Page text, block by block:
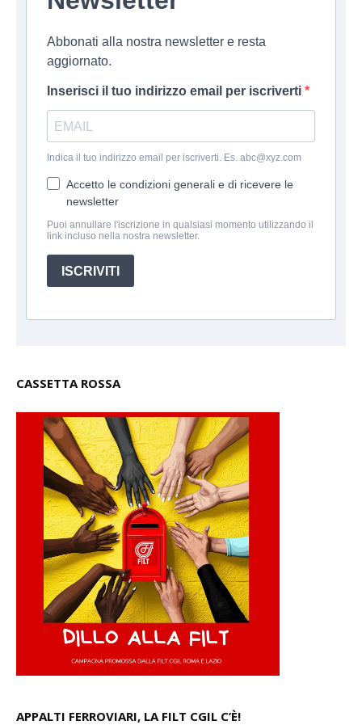
Abbonati alla nostra newsletter e resta
aggiornato.
Inserisci il tuo indirizzo email per iscriverti
Indica il tuo indirizzo email per iscriverti. Es. abc@xyz.com
Accetto le condizioni generali e di ricevere le
newsletter
Puoi annullare l'iscrizione in qualsiasi momento utilizzando il
link incluso nella nostra newsletter.
ISCRIVITI
CASSETTA ROSSA
APPALTI FERROVIARI, LA FILT CGIL C’È!